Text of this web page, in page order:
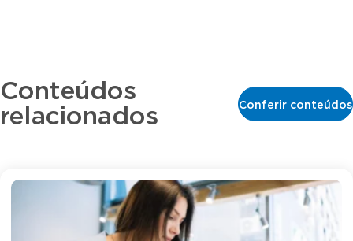
Conteúdos
relacionados
Conferir conteúdos